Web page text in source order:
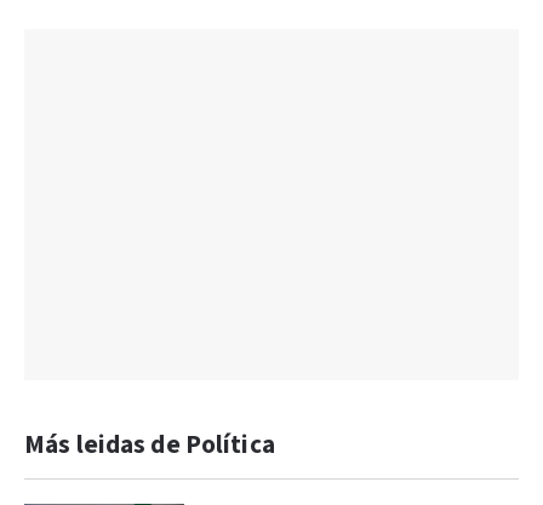
Más leidas de Política